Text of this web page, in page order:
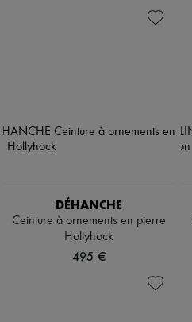
DÉHANCHE
Ceinture à ornements en pierre
Hollyhock
495 €